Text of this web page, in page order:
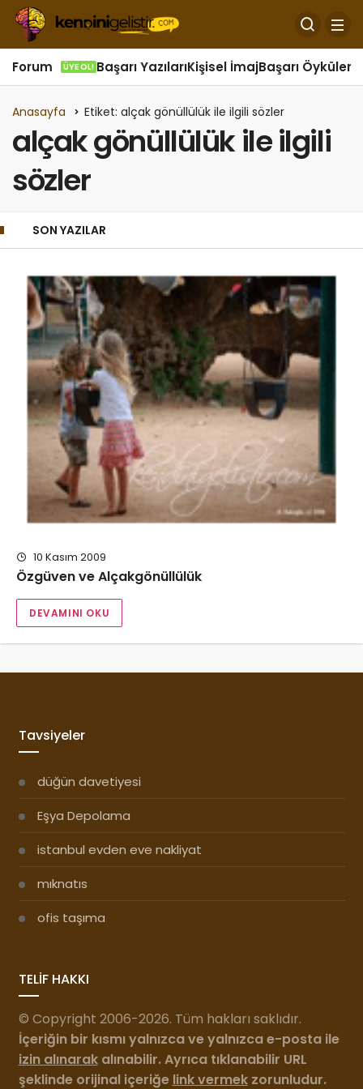
Forum ÜYE OL! Başarı YazılarıKişisel İmajBaşarı Öyküleri
Anasayfa Etiket: alçak gönüllülük ile ilgili sözler
alçak gönüllülük ile ilgili
sözler
SON YAZILAR
10 Kasım 2009
Özgüven ve Alçakgönüllülük
DEVAMINI OKU
Tavsiyeler
düğün davetiyesi
Eşya Depolama
istanbul evden eve nakliyat
mıknatıs
ofis taşıma
TELİF HAKKI
© Copyright 2006-2026. Tüm hakları saklıdır.
İçeriğin bir kısmı yalnızca ve yalnızca e-posta ile
izin alınarakalınabilir. Ayrıca tıklanabilir URL
şeklinde orijinal içeriğe link vermekzorunludur.